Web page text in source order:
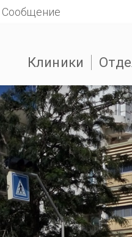
Сообщение
Клиники